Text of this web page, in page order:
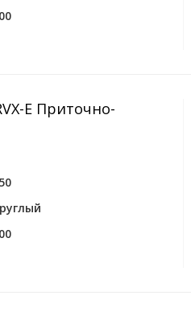
E Приточно-